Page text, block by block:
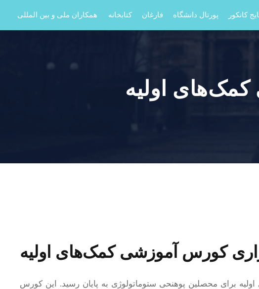
کانکور پورتال دانشگاه فارغان کتابخانه همکاران ملی و بین المللی
اولیه
کورس آموزشی کمک‌های اولیه
برای محصلین پوهنحی ستوماتولوژی به پایان رسید. این کورس